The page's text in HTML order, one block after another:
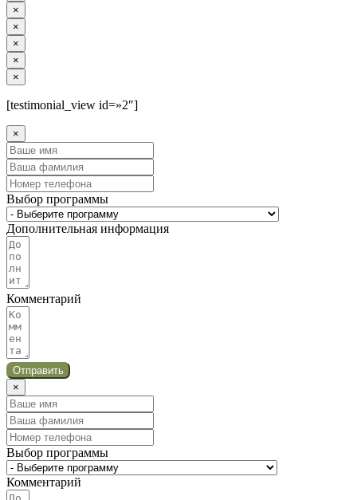
×
×
×
×
×
[testimonial_view id=»2″]
×
Выбор программы
Дополнительная информация
Комментарий
Отправить
×
Выбор программы
Комментарий